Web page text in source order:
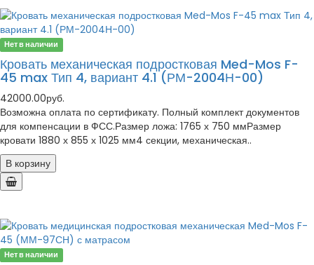
Нет в наличии
Кровать механическая подростковая Med-Mos F-
45 max Тип 4, вариант 4.1 (РМ-2004Н-00)
42000.00руб.
Возможна оплата по сертификату. Полный комплект документов
для компенсации в ФСС.Размер ложа: 1765 х 750 ммРазмер
кровати 1880 х 855 х 1025 мм4 секции, механическая..
В корзину
Нет в наличии